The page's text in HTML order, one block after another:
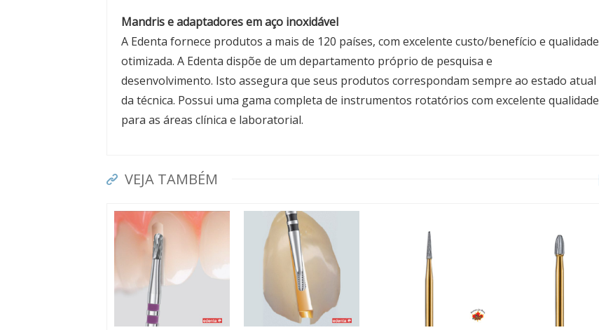
Mandris e adaptadores em aço inoxidável
A Edenta fornece produtos a mais de 120 países, com excelente custo/benefício e qualidade
otimizada. A Edenta dispõe de um departamento próprio de pesquisa e
desenvolvimento. Isto assegura que seus produtos correspondam sempre ao estado atual
da técnica. Possui uma gama completa de instrumentos rotatórios com excelente qualidade
para as áreas clínica e laboratorial.
VEJA TAMBÉM